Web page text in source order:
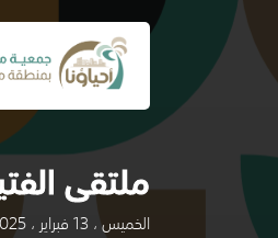
ملتقى
الخميس ، 13 فبراير ، 2025 - الخميس ، 27 فبراير ، 2025